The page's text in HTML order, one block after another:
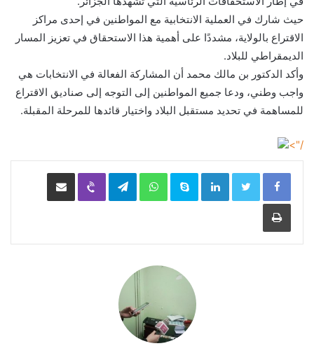
حيث شارك في العملية الانتخابية مع المواطنين في إحدى مراكز
الاقتراع بالولاية، مشددًا على أهمية هذا الاستحقاق في تعزيز المسار
الديمقراطي للبلاد.
وأكد الدكتور بن مالك محمد أن المشاركة الفعالة في الانتخابات هي
واجب وطني، ودعا جميع المواطنين إلى التوجه إلى صناديق الاقتراع
للمساهمة في تحديد مستقبل البلاد واختيار قائدها للمرحلة المقبلة.
/">
LinkedIn
Skype
WhatsApp
Telegram
Viber مشاركة عبر البريد
طباعة